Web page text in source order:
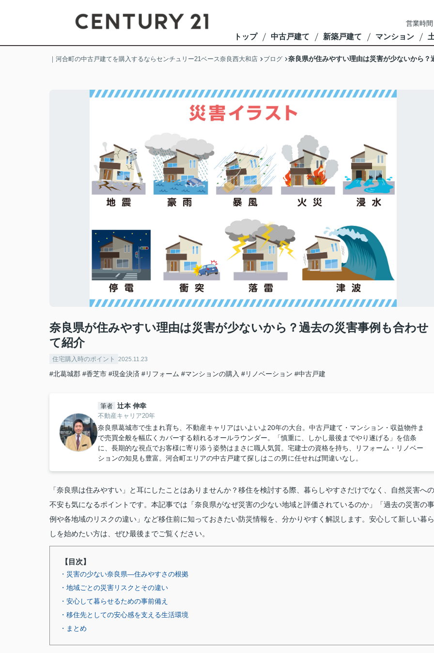
営業時
トップ 中古戸建て 新築戸建て マンション
｜河合町の中古戸建てを購入するならセンチュリー21ベース奈良西大和店 ブログ 奈良県が住みやすい理由は災害が少ないから
奈良県が住みやすい理由は災害が少ないから？過去の災害事例も合わせ
て紹介
住宅購入時のポイント 2025.11.23
#北葛城郡 #香芝市 #現金決済 #リフォーム #マンションの購入 #リノベーション #中古戸建
筆者 辻本 伸幸
不動産キャリア20年
奈良県葛城市で生まれ育ち、不動産キャリアはいよいよ20年の大台。中古戸建て・マンション・収益物件ま
で売買全般を幅広くカバーする頼れるオールラウンダー。「慎重に、しかし最後までやり遂げる」を信条
に、長期的な視点でお客様に寄り添う姿勢はまさに職人気質。宅建士の資格を持ち、リフォーム・リノベー
ションの知見も豊富。河合町エリアの中古戸建て探しはこの男に任せれば間違いなし。
「奈良県は住みやすい」と耳にしたことはありませんか？移住を検討する際、暮らしやすさだけでなく、自然災害への
不安も気になるポイントです。本記事では「奈良県がなぜ災害の少ない地域と評価されているのか」「過去の災害の事
例や各地域のリスクの違い」など移住前に知っておきたい防災情報を、分かりやすく解説します。安心して新しい暮ら
しを始めたい方は、ぜひ最後までご覧ください。
【目次】
・災害の少ない奈良県—住みやすさの根拠
・地域ごとの災害リスクとその違い
・安心して暮らせるための事前備え
・移住先としての安心感を支える生活環境
・まとめ